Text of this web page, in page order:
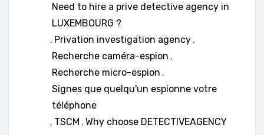
Need to hire a prive detective agency in
LUXEMBOURG ?
, Privation investigation agency ,
Recherche caméra-espion ,
Recherche micro-espion ,
Signes que quelqu'un espionne votre
téléphone
, TSCM , Why choose DETECTIVEAGENCY